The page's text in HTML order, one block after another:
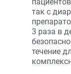
так с
3 раза в
течение